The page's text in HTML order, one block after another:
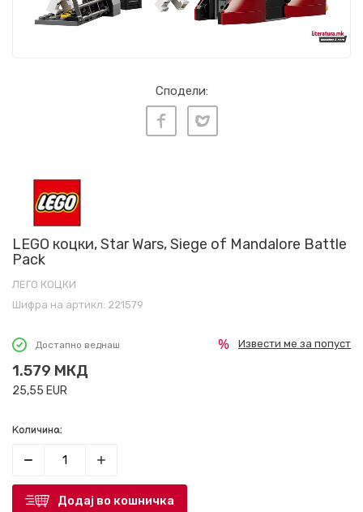
Сподели:
LEGO коцки, Star Wars, Siege of Mandalore Battle
Pack
ЛЕГО КОЦКИ
Шифра на артикл: 221579
Достапно веднаш
1.579 МКД
25,55 EUR
Извести ме за попуст
Количина:
Додај во кошничка